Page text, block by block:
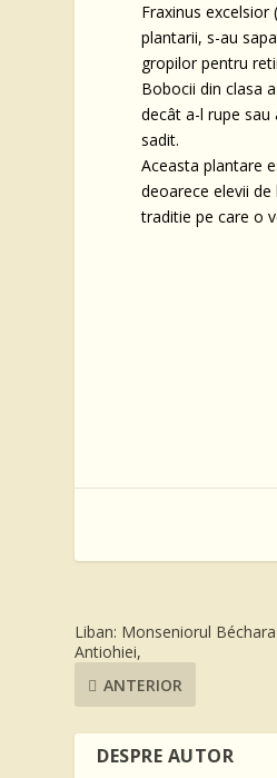
Fraxinus
plantarii, s-au
gropilor pentru
Bobocii din clasa
decât a-l rupe
sadit.
Aceasta plantare
deoarece elevii
traditie pe care o
Liban: Monseniorul
Antiohiei,
ANTERIOR
DESPRE AUTOR